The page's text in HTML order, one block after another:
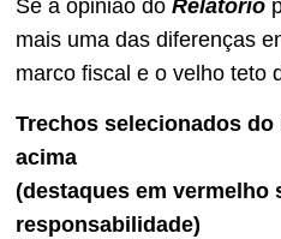
Se a opinião do Relatório
mais uma das diferenças
marco fiscal e o velho teto
Trechos selecionados
acima
(destaques em vermelho
responsabilidade)